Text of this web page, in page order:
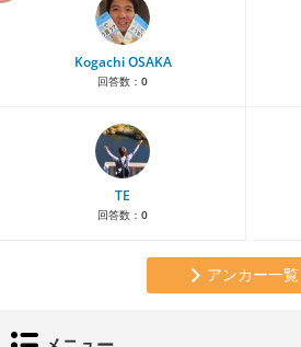
Kogachi OSAKA
回答数： 0
TE
回答数： 0
アンカー一覧